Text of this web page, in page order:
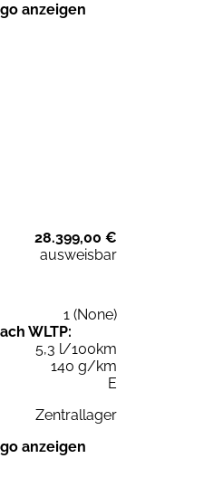
anzeigen
28.399,00 €
ausweisbar
1 (None)
WLTP:
5,3 l/100km
140 g/km
E
Zentrallager
anzeigen